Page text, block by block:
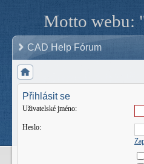
Motto webu:
CAD Help Fórum
Přihlásit se
Uživatelské jméno:
Heslo: